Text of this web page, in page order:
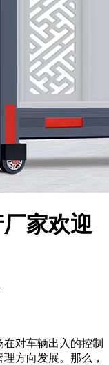
家欢迎
对车辆出入的控制
方向发展。那么，